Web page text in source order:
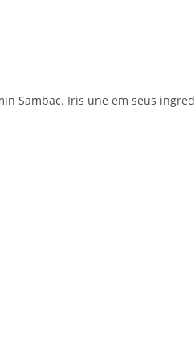
Sambac. Iris une em seus